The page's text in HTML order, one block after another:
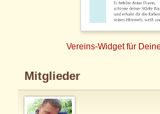
Vereins-Widget für
Mitglieder